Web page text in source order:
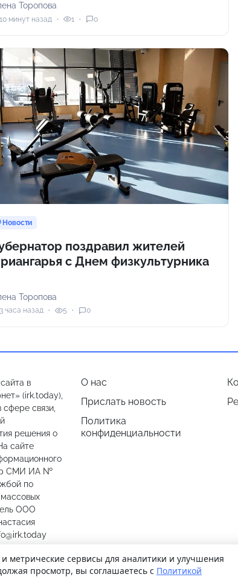
Торопова
10 минут назад 1 0
Новости
поздравил жителей
с Днем физкультурника
Торопова
3 часа назад 5 0
в
(irk.today),
связи,
решения о
сайте
СМИ ИА №
по
ООО
О нас
Прислать новость
Политика
конфиденциальности
и метрические сервисы для аналитики и улучшения
просмотр, вы соглашаетесь с Политикой